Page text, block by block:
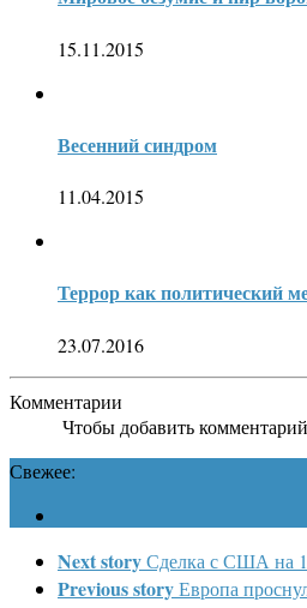
15.11.2015
Весенний синдром
11.04.2015
Террор как политический
23.07.2016
Комментарии
Чтобы добавить
Свежее:
Next storyСделка с США на
Previous storyЕвропа